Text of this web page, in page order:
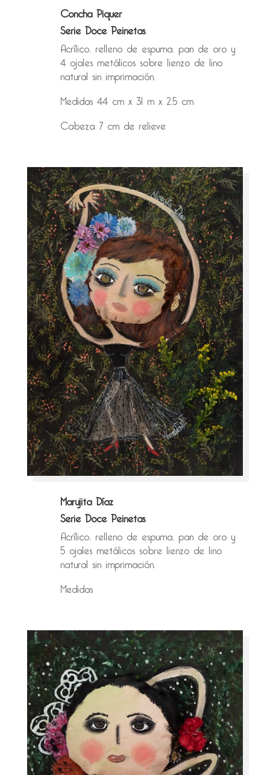
Concha Piquer
Serie Doce Peinetas
Acrílico, relleno de espuma, pan de oro y
4 ojales metálicos sobre lienzo de lino
natural sin imprimación.
Medidas 44 cm x 31 m x 2,5 cm
Cabeza 7 cm de relieve
Marujita Díaz
Serie Doce Peinetas
Acrílico, relleno de espuma, pan de oro y
5 ojales metálicos sobre lienzo de lino
natural sin imprimación.
Medidas